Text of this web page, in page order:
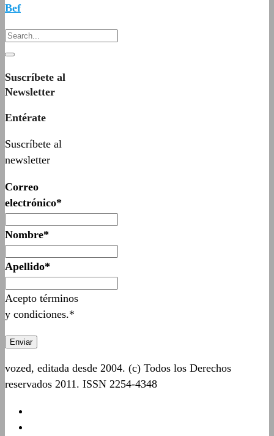
Bef
Suscríbete al
Newsletter
Entérate
Suscríbete al
newsletter
Correo
electrónico*
Nombre*
Apellido*
Acepto términos
y condiciones.*
vozed, editada desde 2004. (c) Todos los Derechos
reservados 2011. ISSN 2254-4348